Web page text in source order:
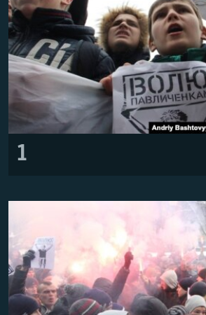
КРИМ РЕАЛІЇ
РУС
УКР
КТАТ
ДОЛУЧАЙСЯ!
1